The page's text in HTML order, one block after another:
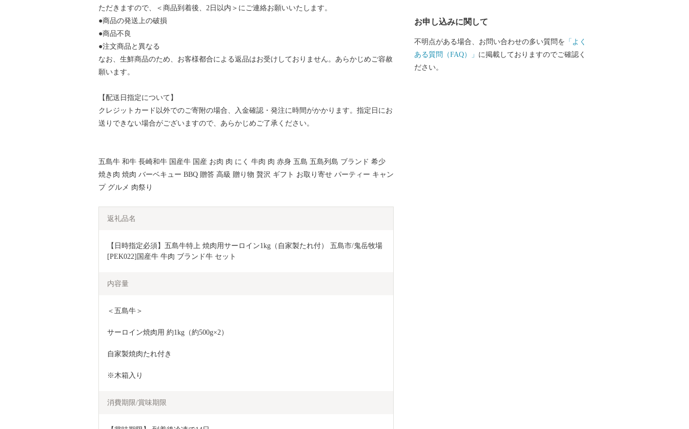
ただきますので、＜商品到着後、2日以内＞にご連絡お願いいたします。
●商品の発送上の破損
●商品不良
●注文商品と異なる
なお、生鮮商品のため、お客様都合による返品はお受けしておりません。あらかじめご容赦
願います。
【配送日指定について】
クレジットカード以外でのご寄附の場合、入金確認・発注に時間がかかります。指定日にお
送りできない場合がございますので、あらかじめご了承ください。
五島牛 和牛 長崎和牛 国産牛 国産 お肉 肉 にく 牛肉 肉 赤身 五島 五島列島 ブランド 希少
焼き肉 焼肉 バーベキュー BBQ 贈答 高級 贈り物 贅沢 ギフト お取り寄せ パーティー キャン
プ グルメ 肉祭り
返礼品名
【日時指定必須】五島牛特上 焼肉用サーロイン1kg（自家製たれ付） 五島市/鬼岳牧場
[PEK022]国産牛 牛肉 ブランド牛 セット
内容量
＜五島牛＞
サーロイン焼肉用 約1kg（約500g×2）
自家製焼肉たれ付き
※木箱入り
消費期限/賞味期限
お申し込みに関して
不明点がある場合、お問い合わせの多い質問を 「よく
ある質問（FAQ）」 に掲載しておりますのでご確認く
ださい。